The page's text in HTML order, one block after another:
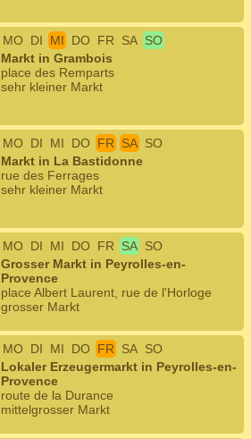
MO DI MI DO FR SA SO
Markt in Grambois
place des Remparts
sehr kleiner Markt
MO DI MI DO FR SA SO
Markt in La Bastidonne
rue des Ferrages
sehr kleiner Markt
MO DI MI DO FR SA SO
Grosser Markt in Peyrolles-en-
Provence
place Albert Laurent, rue de l'Horloge
grosser Markt
MO DI MI DO FR SA SO
Lokaler Erzeugermarkt in Peyrolles-en-
Provence
route de la Durance
mittelgrosser Markt